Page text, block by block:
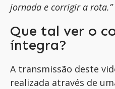
jornada e corrigir a rota.”
Que tal ver o
íntegra?
A transmissão deste
realizada através de